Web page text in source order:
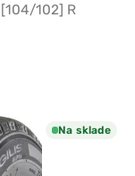
102] R
Na sklade